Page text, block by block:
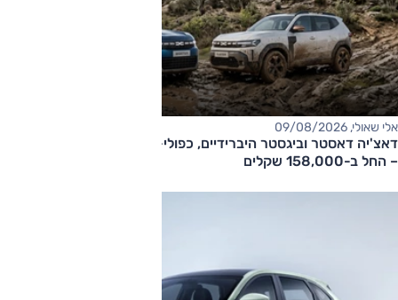
אלי שאולי, 09/08/2026
דאצ'יה דאסטר וביגסטר היברידיים, כפולי-הנעה עם תיבה אוטומטית
– החל ב-158,000 שקלים